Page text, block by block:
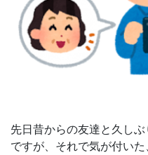
先日昔からの友達と久し
ですが、それで気が付い